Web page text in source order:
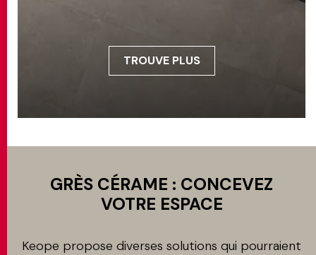
TROUVE PLUS
GRÈS CÉRAME : CONCEVEZ
VOTRE ESPACE
Keope propose diverses solutions qui pourraient